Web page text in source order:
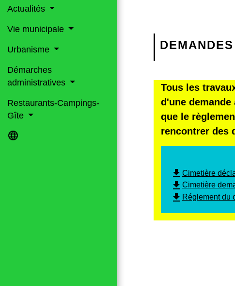
Actualités
Vie municipale
Urbanisme
Démarches
administratives
Restaurants-Campings-
Gîte
language
DEMANDES
Tous les
d'une
que le
rencontrer des
file_download Cimetière
file_download Cimetière
file_download Réglement du